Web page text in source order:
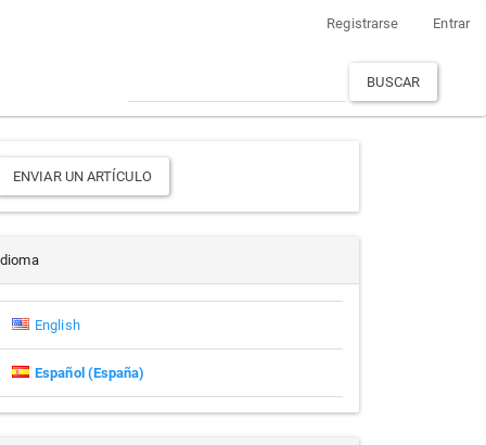
Registrarse Entrar
BUSCAR
ENVIAR UN ARTÍCULO
English
Español (España)